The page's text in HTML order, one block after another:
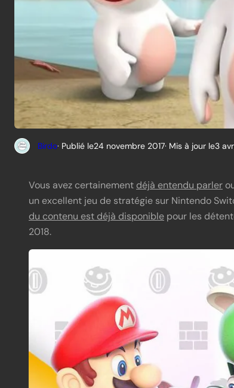
Birdo· Publié le24 novembre 2017· Mis à jour le3
Vous avez certainement déjà entendu parler
un excellent jeu de stratégie sur Nintendo
du contenu est déjà disponible pour les
2018.